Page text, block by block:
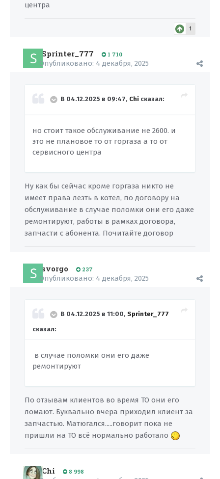
центра
1
Sprinter_777 1 710
Опубликовано: 4 декабря, 2025
В 04.12.2025 в 09:47, Chi сказал:
но стоит такое обслуживание не 2600. и
это не плановое то от горгаза а то от
сервисного центра
Ну как бы сейчас кроме горгаза никто не
имеет права лезть в котел, по договору на
обслуживание в случае поломки они его даже
ремонтируют, работы в рамках договора,
запчасти с абонента. Почитайте договор
svorgo 237
Опубликовано: 4 декабря, 2025
В 04.12.2025 в 11:00, Sprinter_777
сказал:
в случае поломки они его даже
ремонтируют
По отзывам клиентов во время ТО они его
ломают. Буквально вчера приходил клиент за
запчастью. Матюгался.....говорит пока не
пришли на ТО всё нормально работало
Chi 8 998